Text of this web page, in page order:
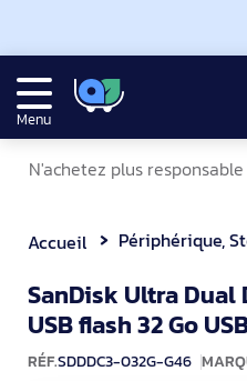
Menu
Accueil Périphérique,
SanDisk Ultra
USB flash 32 Go
Type-C 3.2 Gen 1
RÉF.SDDDC3-032G-G46